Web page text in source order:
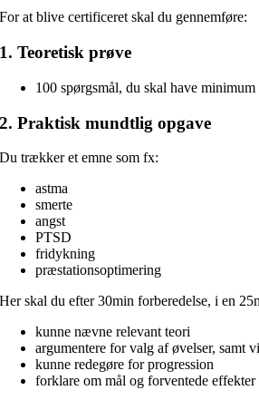
For at blive certificeret skal du gennemføre:
1. Teoretisk prøve
100 spørgsmål, du skal have minimum
2. Praktisk mundtlig opgave
Du trækker et emne som fx:
astma
smerte
angst
PTSD
fridykning
præstationsoptimering
Her skal du efter 30min forberedelse, i en
kunne nævne relevant teori
argumentere for valg af øvelser, samt
kunne redegøre for progression
forklare om mål og forventede effekter